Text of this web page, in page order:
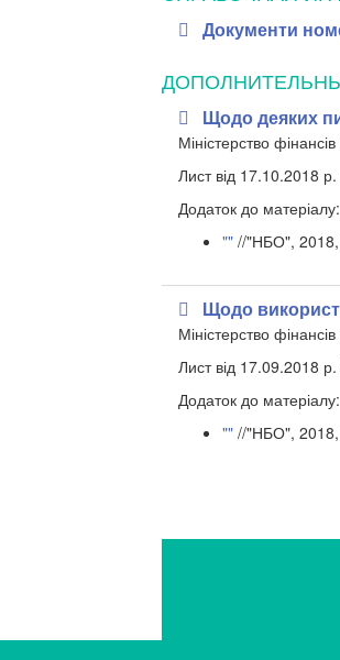
Документи
Щодо деяких
Міністерство
Лист від 17.10.2018
Додаток до матеріалу:
""//"НБО",
Щодо
Міністерство
Лист від 17.09.2018
Додаток до матеріалу:
""//"НБО",